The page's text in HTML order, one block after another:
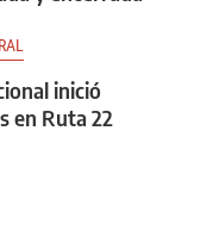
inició
en Ruta 22